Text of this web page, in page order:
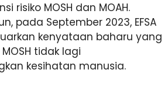
risiko MOSH dan MOAH.
pada September 2023, EFSA
kenyataan baharu yang
tidak lagi
kesihatan manusia.